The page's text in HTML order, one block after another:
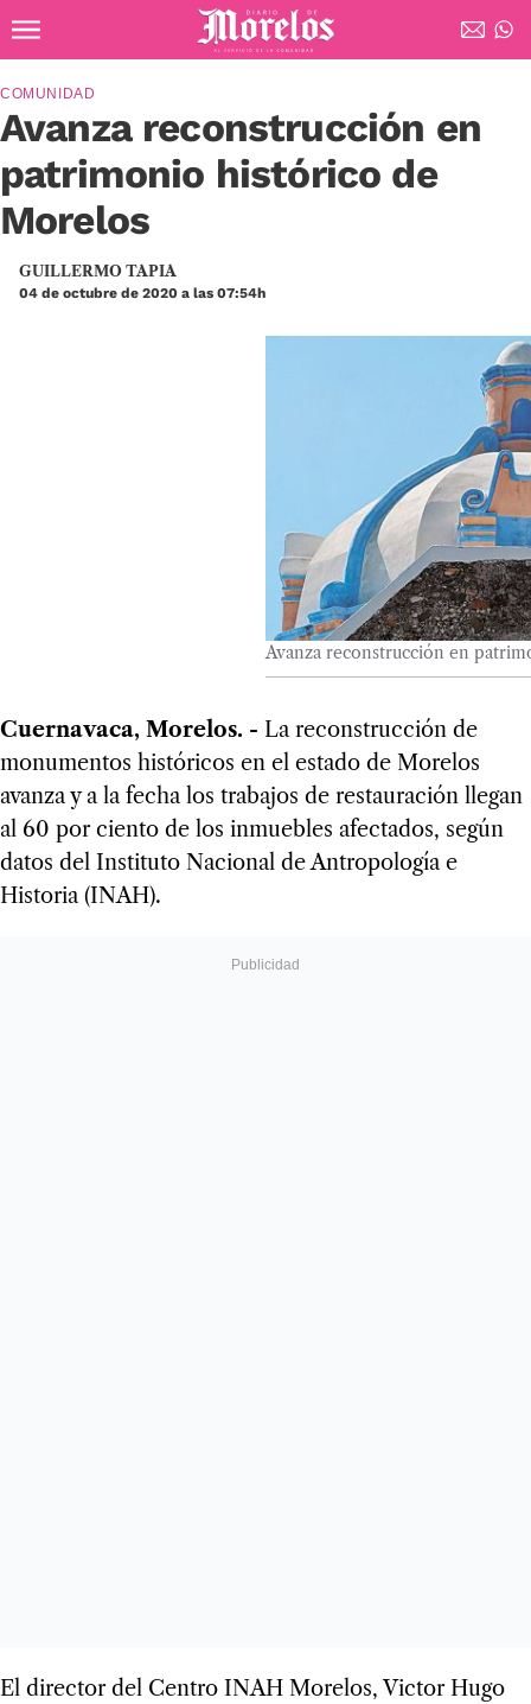
Diario de Morelos
Avanza reconstrucción en
patrimonio histórico de
Morelos
COMUNIDAD
GUILLERMO TAPIA
04 de octubre de 2020 a las 07:54h
Avanza reconstrucción en
Cuernavaca, Morelos. - La reconstrucción de
monumentos históricos en el estado de Morelos
avanza y a la fecha los trabajos de restauración llegan
al 60 por ciento de los inmuebles afectados, según
datos del Instituto Nacional de Antropología e
Historia (INAH).
El director del Centro INAH Morelos, Victor Hugo